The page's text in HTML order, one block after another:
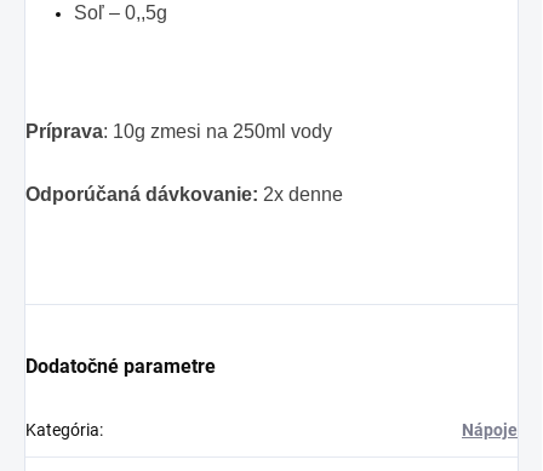
Soľ – 0,,5g
Príprava: 10g zmesi na 250ml vody
Odporúčaná dávkovanie: 2x denne
Dodatočné parametre
Kategória: Nápoje